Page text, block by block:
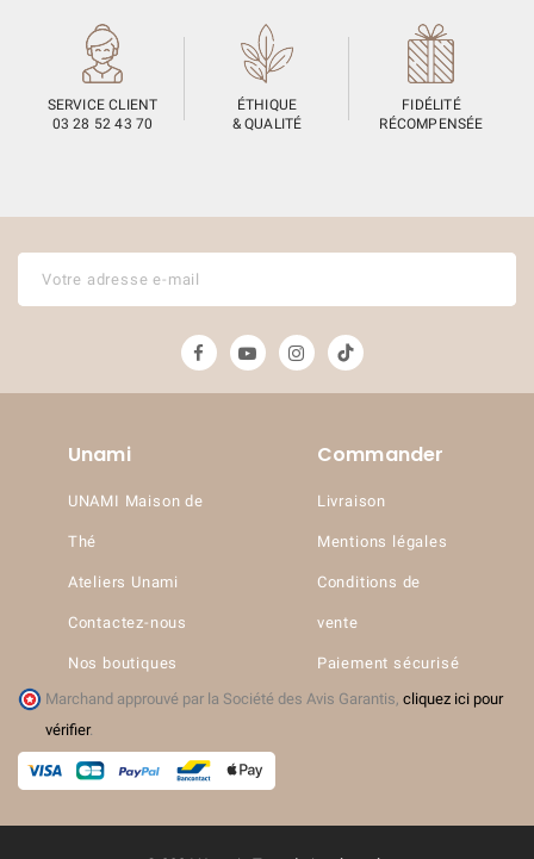
SERVICE CLIENT
03 28 52 43 70
ÉTHIQUE
& QUALITÉ
FIDÉLITÉ
RÉCOMPENSÉE
Unami
UNAMI Maison de
Thé
Ateliers Unami
Contactez-nous
Nos boutiques
Commander
Livraison
Mentions légales
Conditions de
vente
Paiement sécurisé
Marchand approuvé par la Société des Avis Garantis, cliquez ici pour
vérifier.